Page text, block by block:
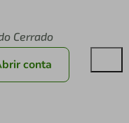
Cerrado
conta